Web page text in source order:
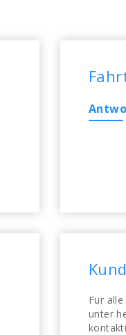
Für
unter